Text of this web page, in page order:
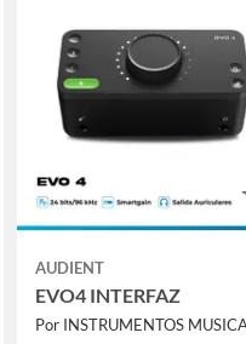
AUDIENT
EVO4 INTERFAZ